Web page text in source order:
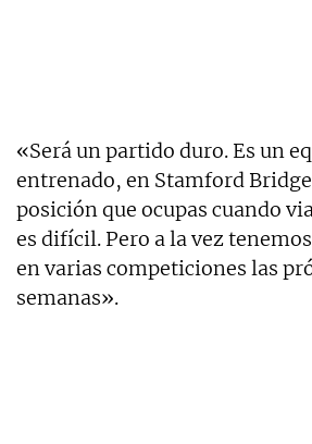
«Será un partido duro. Es un
entrenado, en Stamford
posición que ocupas cuando
es difícil. Pero a la vez
en varias competiciones las
semanas».